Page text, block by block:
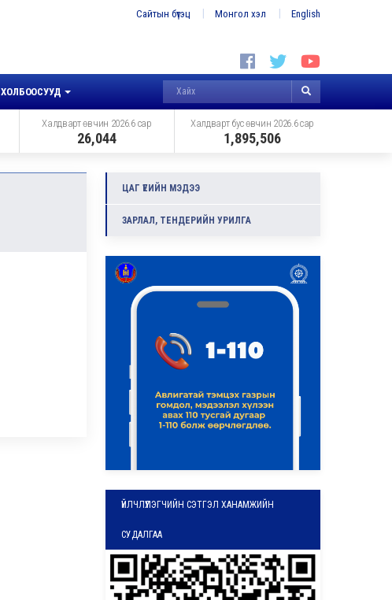
Сайтын бүтэц Монгол хэл English
ХОЛБООСУУД
Халдварт өвчин 2026.6 сар
26,044
Халдварт бус өвчин 2026.6 сар
1,895,506
ЦАГ ҮЕИЙН МЭДЭЭ
ЗАРЛАЛ, ТЕНДЕРИЙН УРИЛГА
ҮЙЛЧЛҮҮЛЭГЧИЙН СЭТГЭЛ ХАНАМЖИЙН
СУДАЛГАА